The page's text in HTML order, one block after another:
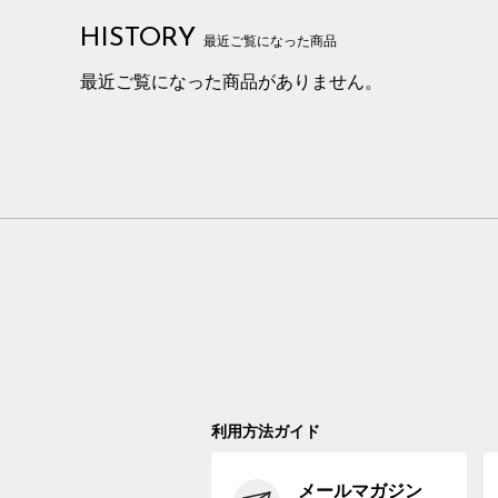
HISTORY 最近ご覧になった商品
最近ご覧になった商品がありません。
利用方法ガイド
メールマガジン